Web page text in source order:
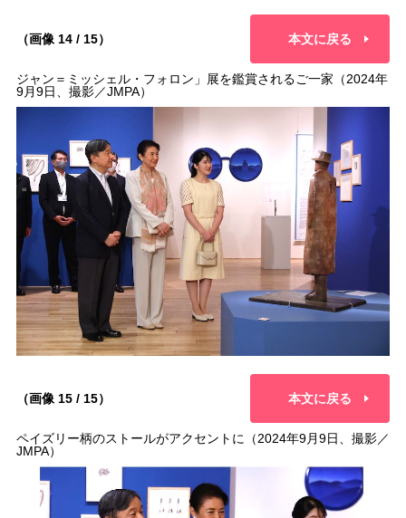
（画像 14 / 15） 本文に戻る
ジャン＝ミッシェル・フォロン」展を鑑賞されるご一家（2024年
9月9日、撮影／JMPA）
（画像 15 / 15） 本文に戻る
ペイズリー柄のストールがアクセントに（2024年9月9日、撮影／
JMPA）